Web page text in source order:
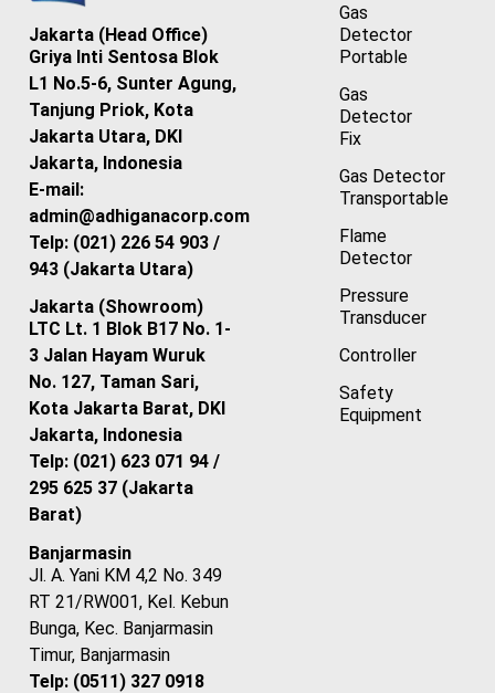
Jakarta (Head Office)
Griya Inti Sentosa Blok
L1 No.5-6, Sunter Agung,
Tanjung Priok, Kota
Jakarta Utara, DKI
Jakarta, Indonesia
E-mail:
admin@adhiganacorp.com
Telp: (021) 226 54 903 /
943 (Jakarta Utara)
Jakarta (Showroom)
LTC Lt. 1 Blok B17 No. 1-
3 Jalan Hayam Wuruk
No. 127, Taman Sari,
Kota Jakarta Barat, DKI
Jakarta, Indonesia
Telp: (021) 623 071 94 /
295 625 37 (Jakarta
Barat)
Banjarmasin
Jl. A. Yani KM 4,2 No. 349
RT 21/RW001, Kel. Kebun
Bunga, Kec. Banjarmasin
Timur, Banjarmasin
Telp: (0511) 327 0918
Gas
Detector
Portable
Gas
Detector
Fix
Gas Detector
Transportable
Flame
Detector
Pressure
Transducer
Controller
Safety
Equipment